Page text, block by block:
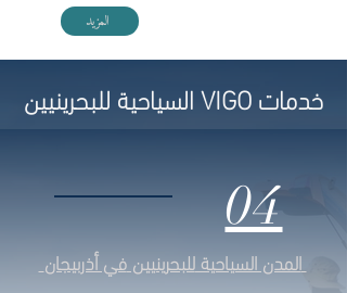
المزيد
خدمات VIGO السياحية للبحرينيين
04
المدن السياحيةللبحرينيين في أذربيجان